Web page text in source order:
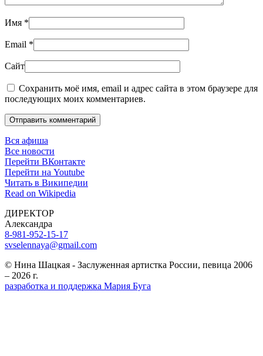
Имя *
Email *
Сайт
Сохранить моё имя, email и адрес сайта в этом браузере для
последующих моих комментариев.
Отправить комментарий
Вся афиша
Все новости
Перейти ВКонтакте
Перейти на Youtube
Читать в Википедии
Read on Wikipedia
ДИРЕКТОР
Александра
8-981-952-15-17
svselennaya@gmail.com
© Нина Шацкая - Заслуженная артистка России, певица 2006
– 2026 г.
разработка и поддержка Мария Буга